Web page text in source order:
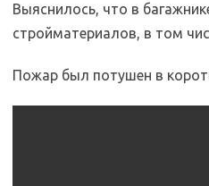
Выяснилось, что в
стройматериалов, в том
Пожар был потушен в